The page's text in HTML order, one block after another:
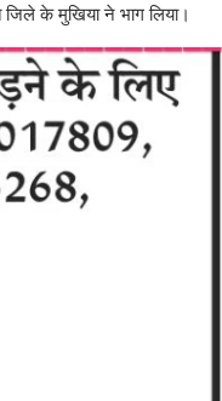
जिले के मुखिया ने भाग लिया।